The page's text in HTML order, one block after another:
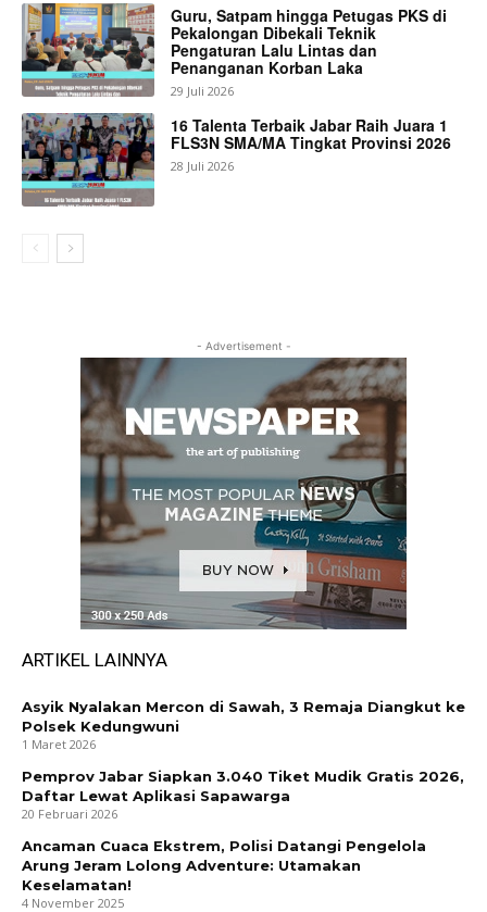
Guru, Satpam hingga Petugas PKS di
Pekalongan Dibekali Teknik
Pengaturan Lalu Lintas dan
Penanganan Korban Laka
29 Juli 2026
16 Talenta Terbaik Jabar Raih Juara 1
FLS3N SMA/MA Tingkat Provinsi 2026
28 Juli 2026
- Advertisement -
ARTIKEL LAINNYA
Asyik Nyalakan Mercon di Sawah, 3 Remaja Diangkut ke
Polsek Kedungwuni
1 Maret 2026
Pemprov Jabar Siapkan 3.040 Tiket Mudik Gratis 2026,
Daftar Lewat Aplikasi Sapawarga
20 Februari 2026
Ancaman Cuaca Ekstrem, Polisi Datangi Pengelola
Arung Jeram Lolong Adventure: Utamakan
Keselamatan!
4 November 2025